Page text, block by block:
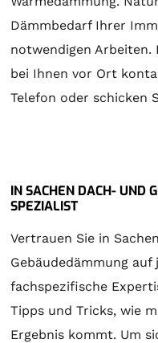
Dämmbedarf Ihrer
notwendigen Arbeiten.
bei Ihnen vor Ort
Telefon oder schicken
IN SACHEN DACH- UND
SPEZIALIST
Vertrauen Sie in
Gebäudedämmung auf
fachspezifische
Tipps und Tricks, wie
Ergebnis kommt. Um